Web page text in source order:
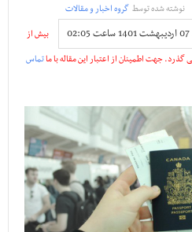
نوشته شده توسط گروه اخبار و مقالات
بیش از
تماس